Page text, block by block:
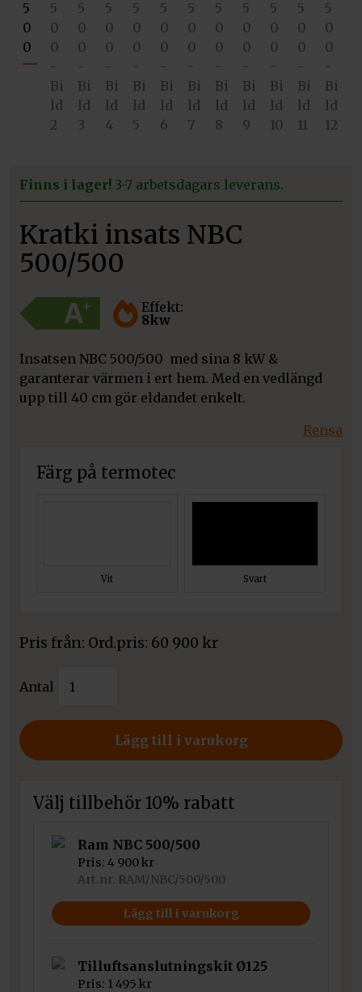
Finns i lager! 3-7 arbetsdagars leverans.
Kratki insats NBC
500/500
Effekt:
8kw
Insatsen NBC 500/500 med sina 8 kW &
garanterar värmen i ert hem. Med en vedlängd
upp till 40 cm gör eldandet enkelt.
Rensa
Färg på termotec
Vit Svart
Pris från: 60 900 kr
Antal
insats
Lägg till i varukorg
Välj tillbehör 10% rabatt
Ram NBC 500/500
Pris:4 900kr
Art.nr. RAM/NBC/500/500
Lägg till i varukorg
Tilluftsanslutningskit Ø125
Pris: 1 495kr